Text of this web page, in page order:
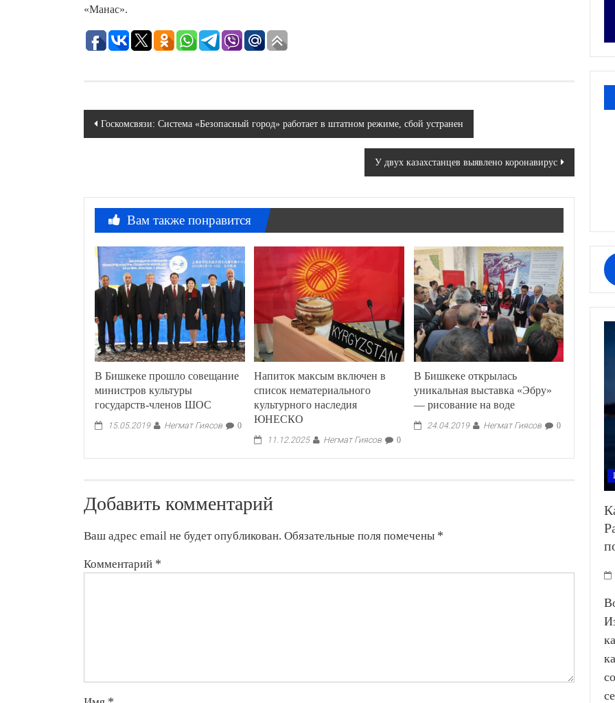
«Манас».
Навигация
Госкомсвязи: Система «Безопасный город» работает в штатном режиме, сбой устранен
У двух казахстанцев выявлено коронавирус
Вам также понравится
В Бишкеке прошло совещание
министров культуры
государств-членов ШОС
15.05.2019 Негмат Гиясов 0
Напиток максым включен в
список нематериального
культурного наследия
ЮНЕСКО
11.12.2025 Негмат Гиясов 0
В Бишкеке открылась
уникальная выставка «Эбру»
— рисование на воде
24.04.2019 Негмат Гиясов 0
Добавить комментарий
Ваш адрес email не будет опубликован. Обязательные поля помечены *
Комментарий *